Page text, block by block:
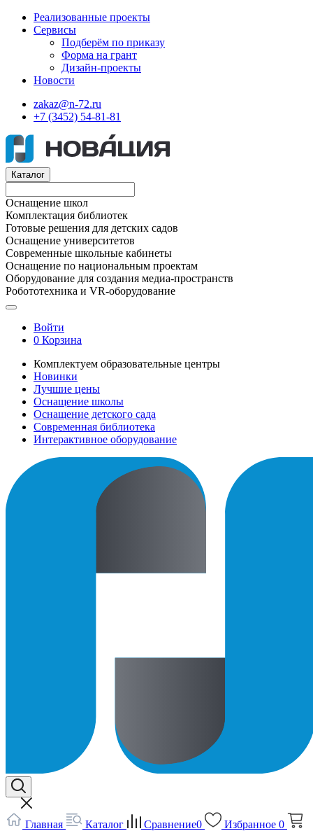
Реализованные проекты
Сервисы
Подберём по приказу
Форма на грант
Дизайн-проекты
Новости
zakaz@n-72.ru
+7 (3452) 54-81-81
Каталог
Оснащение школ
Комплектация библиотек
Готовые решения для детских садов
Оснащение университетов
Современные школьные кабинеты
Оснащение по национальным проектам
Оборудование для создания медиа-пространств
Робототехника и VR-оборудование
Войти
0 Корзина
Комплектуем образовательные центры
Новинки
Лучшие цены
Оснащение школы
Оснащение детского сада
Современная библиотека
Интерактивное оборудование
Главная Каталог Сравнение0 Избранное 0